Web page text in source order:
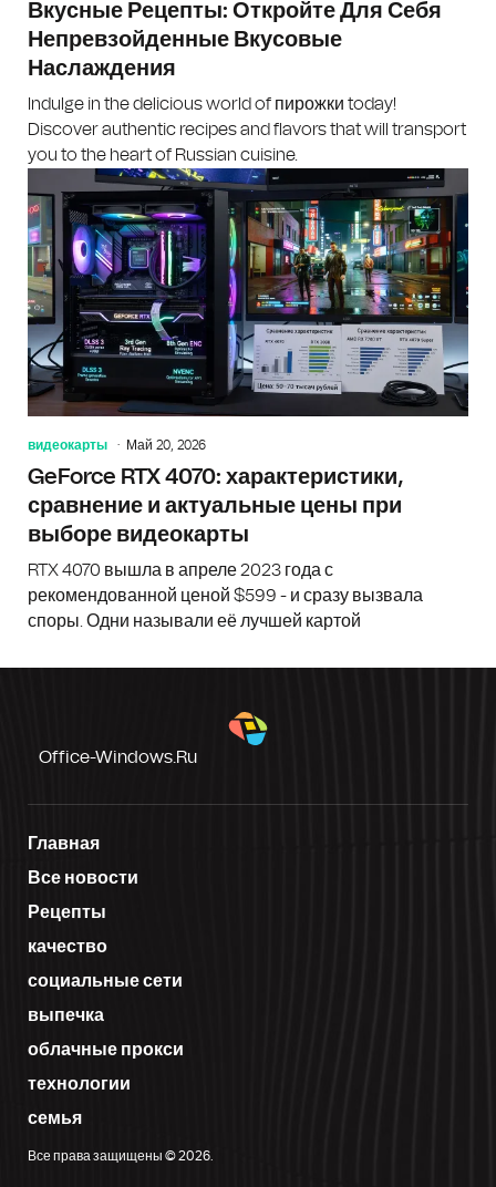
Вкусные Рецепты: Откройте Для Себя
Непревзойденные Вкусовые
Наслаждения
Indulge in the delicious world of пирожки today!
Discover authentic recipes and flavors that will transport
you to the heart of Russian cuisine.
видеокарты Май 20, 2026
GeForce RTX 4070: характеристики,
сравнение и актуальные цены при
выборе видеокарты
RTX 4070 вышла в апреле 2023 года с
рекомендованной ценой $599 - и сразу вызвала
споры. Одни называли её лучшей картой
Office-Windows.ru
Главная
Все новости
Рецепты
качество
социальные сети
выпечка
облачные прокси
технологии
семья
Все права защищены © 2026.